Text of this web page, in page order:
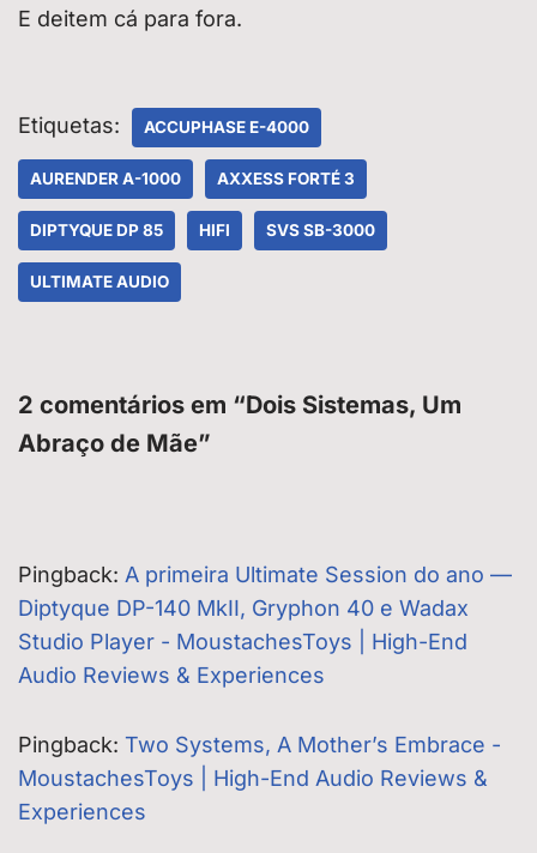
E deitem cá para fora.
Etiquetas: ACCUPHASE E-4000
AURENDER A-1000 AXXESS FORTÉ 3
DIPTYQUE DP 85 HIFI SVS SB-3000
ULTIMATE AUDIO
2 comentários em “Dois Sistemas, Um
Abraço de Mãe”
Pingback: A primeira Ultimate Session do ano —
Diptyque DP-140 MkII, Gryphon 40 e Wadax
Studio Player - MoustachesToys | High-End
Audio Reviews & Experiences
Pingback: Two Systems, A Mother’s Embrace -
MoustachesToys | High-End Audio Reviews &
Experiences